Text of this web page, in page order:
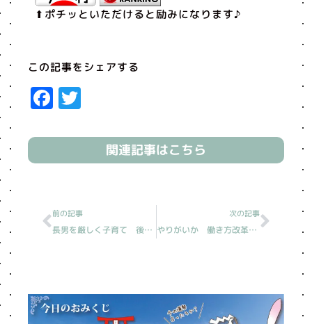
⬆︎ポチッといただけると励みになります♪
この記事をシェアする
Facebook
関連記事はこちら
前の記事
長男を厳しく子育て 後悔［読売新聞人生案内］
次の記事
やりがいか 働き方改革か［読売新聞人生案内］
Next